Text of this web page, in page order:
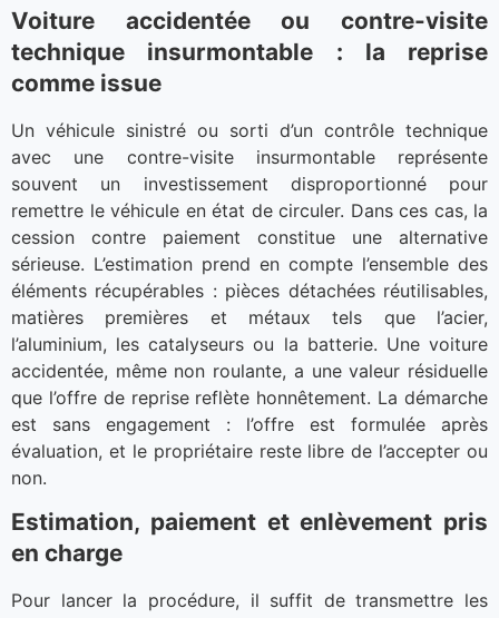
Voiture accidentée ou contre-visite
technique insurmontable : la reprise
comme issue
Un véhicule sinistré ou sorti d’un contrôle technique
avec une contre-visite insurmontable représente
souvent un investissement disproportionné pour
remettre le véhicule en état de circuler. Dans ces cas, la
cession contre paiement constitue une alternative
sérieuse. L’estimation prend en compte l’ensemble des
éléments récupérables : pièces détachées réutilisables,
matières premières et métaux tels que l’acier,
l’aluminium, les catalyseurs ou la batterie. Une voiture
accidentée, même non roulante, a une valeur résiduelle
que l’offre de reprise reflète honnêtement. La démarche
est sans engagement : l’offre est formulée après
évaluation, et le propriétaire reste libre de l’accepter ou
non.
Estimation, paiement et enlèvement pris
en charge
Pour lancer la procédure, il suffit de transmettre les